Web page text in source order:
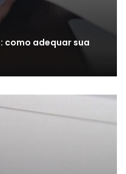
como adequar sua